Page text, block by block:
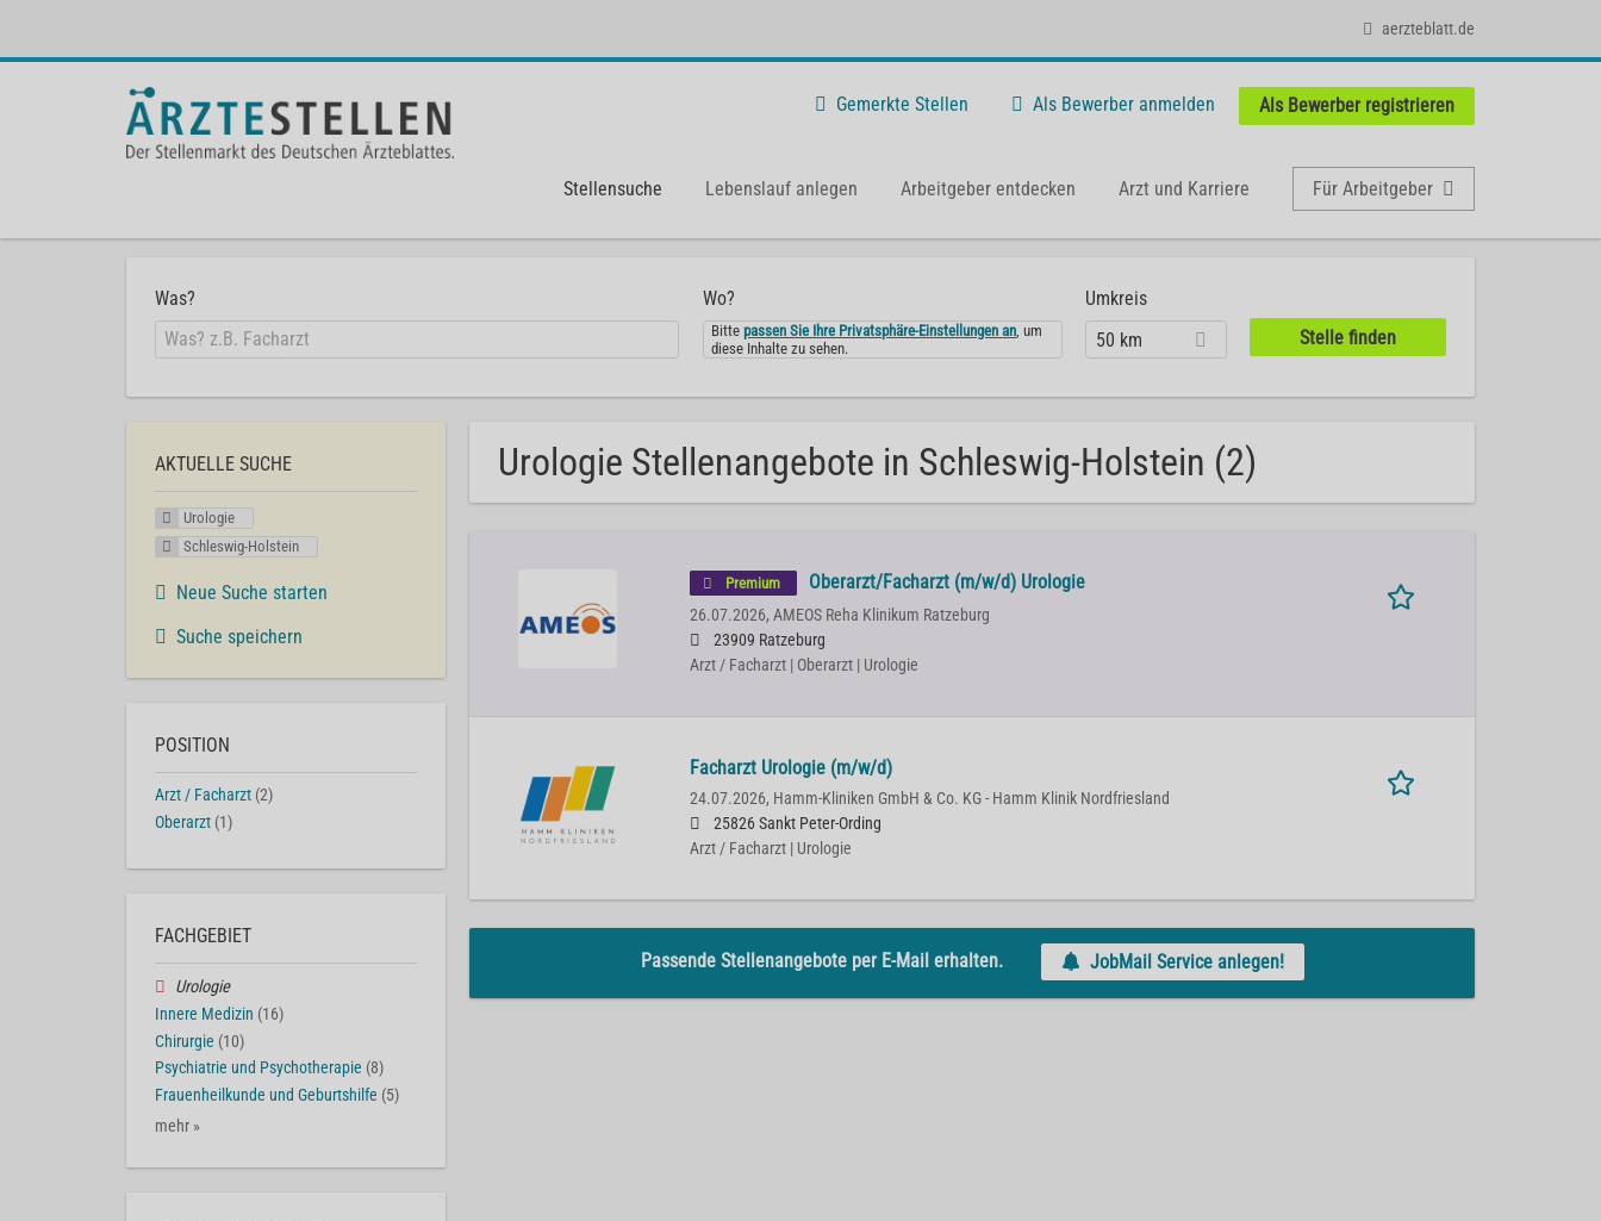
aerzteblatt.de
Gemerkte Stellen Als Bewerber anmelden Als Bewerber registrieren
Stellensuche Lebenslauf anlegen Arbeitgeber entdecken Arzt und Karriere Für Arbeitgeber
Was? Wo?
Bittepassen Sie Ihre Privatsphäre-Einstellungen an, um
diese Inhalte zu sehen.
Umkreis
50 km
Urologie Stellenangebote in Schleswig-Holstein (2)
Premium Oberarzt/Facharzt (m/w/d) Urologie
26.07.2026, AMEOS Reha Klinikum Ratzeburg
23909 Ratzeburg
Arzt / Facharzt | Oberarzt | Urologie
Facharzt Urologie (m/w/d)
24.07.2026, Hamm-Kliniken GmbH & Co. KG - Hamm Klinik Nordfriesland
25826 Sankt Peter-Ording
Arzt / Facharzt | Urologie
Passende Stellenangebote per E-Mail erhalten. JobMail Service anlegen!
AKTUELLE SUCHE
Urologie
Schleswig-Holstein
Neue Suche starten
Suche speichern
POSITION
Arzt / Facharzt (2)
Oberarzt (1)
FACHGEBIET
Urologie
Innere Medizin (16)
Chirurgie (10)
Psychiatrie und Psychotherapie (8)
Frauenheilkunde und Geburtshilfe (5)
mehr »